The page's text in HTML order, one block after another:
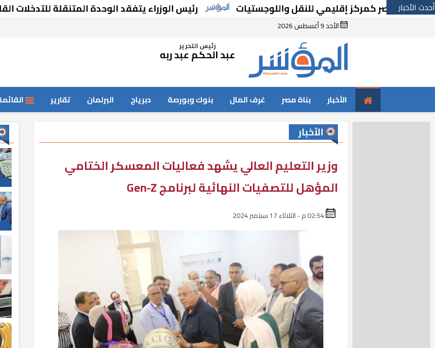
أحدث الأخبار
مصر كمركز إقليمي للنقل واللوجستيات رئيس الوزراء يتفقد الوحدة المتنقلة للتدخلات
الأحد 9 أغسطس 2026
رئيس التحرير
عبد الحكم عبد ربه
الأخبار بناة مصر غرف المال بنوك وبورصة دبرياج البرلمان تقارير
الأخبار
وزير التعليم العالي يشهد فعاليات المعسكر الختامي
المؤهل للتصفيات النهائية لبرنامج Gen-Z